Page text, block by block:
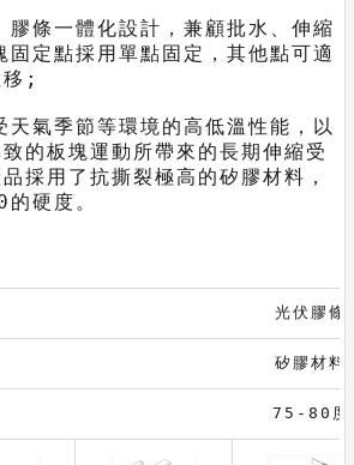
條一體化設計，兼顧批水、伸縮
定點採用單點固定，其他點可適
移;
氣季節等環境的高低溫性能，以
的板塊運動所帶來的長期伸縮受
採用了抗撕裂極高的矽膠材料，
硬度。
光伏膠條
矽膠材料
75-80度